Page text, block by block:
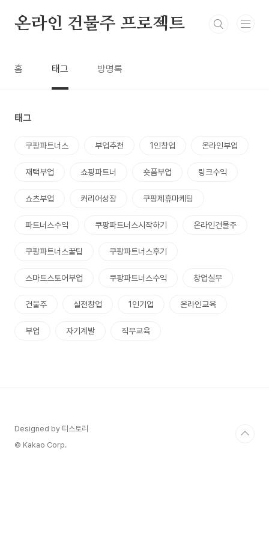
온라인 건물주 프로젝트
홈 태그 방명록
태그
쿠팡파트너스 부업추천 1인창업 온라인부업
재택부업 쇼핑파트너 숏폼부업 링크수익
쇼츠부업 커리어성장 쿠팡제휴마케팅
파트너스수익 쿠팡파트너스시작하기 온라인건물주
쿠팡파트너스꿀팁 쿠팡파트너스후기
스마트스토어부업 쿠팡파트너스수익 창업실무
건물주 실전창업 1인기업 온라인교육
부업 자기계발 직무교육
Designed by 티스토리
© Kakao Corp.